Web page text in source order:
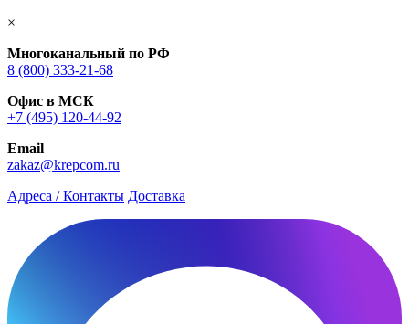
×
Многоканальный по РФ
8 (800) 333‑21-68
Офис в МСК
+7 (495) 120-44-92
Email
zakaz@krepcom.ru
Адреса / Контакты Доставка